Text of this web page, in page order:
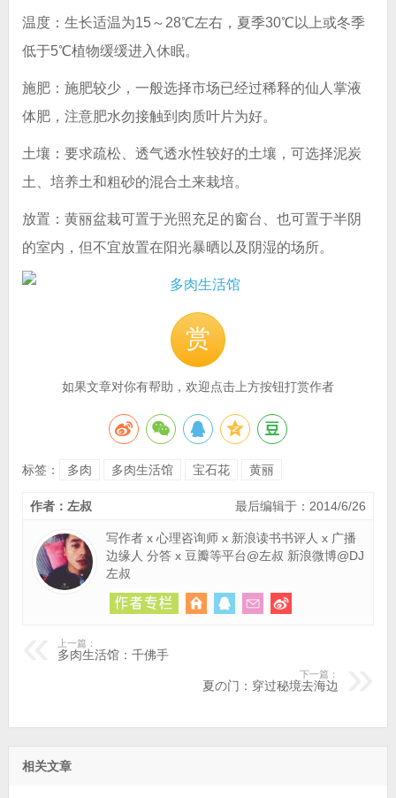
温度：生长适温为15～28℃左右，夏季30℃以上或冬季
低于5℃植物缓缓进入休眠。
施肥：施肥较少，一般选择市场已经过稀释的仙人掌液
体肥，注意肥水勿接触到肉质叶片为好。
土壤：要求疏松、透气透水性较好的土壤，可选择泥炭
土、培养土和粗砂的混合土来栽培。
放置：黄丽盆栽可置于光照充足的窗台、也可置于半阴
的室内，但不宜放置在阳光暴晒以及阴湿的场所。
赏
如果文章对你有帮助，欢迎点击上方按钮打赏作者
标签： 多肉 多肉生活馆 宝石花 黄丽
最后编辑于：2014/6/26
作者：左叔
写作者 x 心理咨询师 x 新浪读书书评人 x 广播
边缘人 分答 x 豆瓣等平台@左叔 新浪微博@DJ
左叔
上一篇：
多肉生活馆：千佛手
下一篇：
夏の门：穿过秘境去海边
相关文章